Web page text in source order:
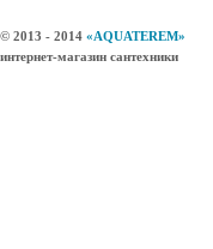
© 2013 - 2014 «AQUATEREM»
интернет-магазин сантехники